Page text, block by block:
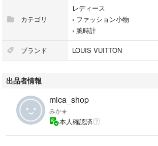
付属品はありません
腕時計が3本入り、旅行などにも携帯可能なコンパ
ケースは旅行の必需品。ソフトなクッションが大
(幅 x 高さ x マチ)
ダミエ・グラフィット キャンバス
－ウォッチケース
ライニング（素材：マイクロファイバー）
カテゴリ
レディース
› ファッション小物
› 腕時計
ブランド LOUIS VUITTON
出品者情報
mica_shop
みか☀️
本人確認済